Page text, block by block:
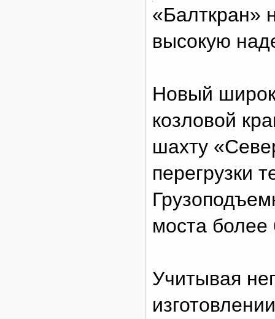
«Балткран»
высокую
Новый
козловой
шахту
перегрузки
моста более
Учитывая